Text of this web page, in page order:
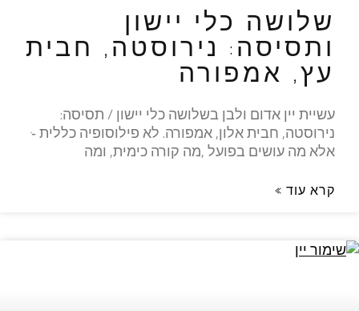
שלושה כלי יישון
ותסיסה: נירוסטה, חבית
עץ, אמפורה
עשיית יין אדום ולבן בשלושה כלי יישון / תסיסה:
נירוסטה, חבית אלון, אמפורה. לא פילוסופיה כללית -ּ
אלא מה עושים בפועל ,מה קורה כימית, ומה
קרא עוד »